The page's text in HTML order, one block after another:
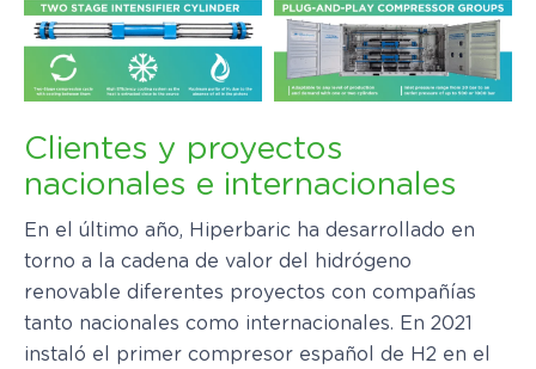
Clientes y proyectos
nacionales e internacionales
En el último año, Hiperbaric ha desarrollado en
torno a la cadena de valor del hidrógeno
renovable diferentes proyectos con compañías
tanto nacionales como internacionales. En 2021
instaló el primer compresor español de H2 en el